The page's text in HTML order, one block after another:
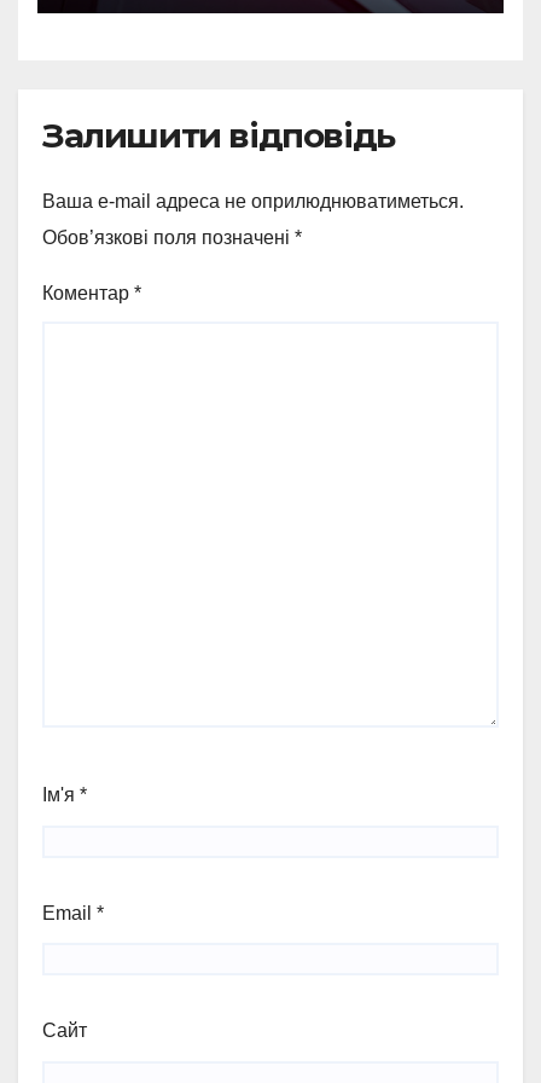
Залишити відповідь
Ваша e-mail адреса не оприлюднюватиметься.
Обов’язкові поля позначені *
Коментар *
Ім'я *
Email *
Сайт